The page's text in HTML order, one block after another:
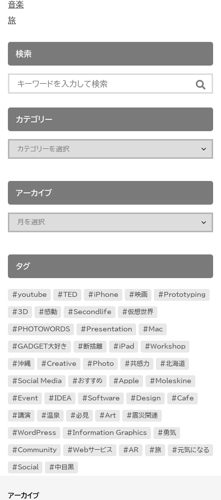
音楽
旅
検索
カテゴリー
アーカイブ
タグ
youtube TED iPhone 映画 Prototyping
3D 感動 Secondlife 仮想世界
PHOTOWORDS Presentation Mac
GADGET大好き 断捨離 iPad Workshop
沖縄 Creative Photo 共感力 北海道
Social Media おすすめ Apple Moleskine
Event IDEA Software Design Cafe
講演 温泉 必見 Art 震災関連
WordPress Information Graphics 勇気
Community Webサービス AR 旅 元気になる
Social 中目黒
アーカイブ